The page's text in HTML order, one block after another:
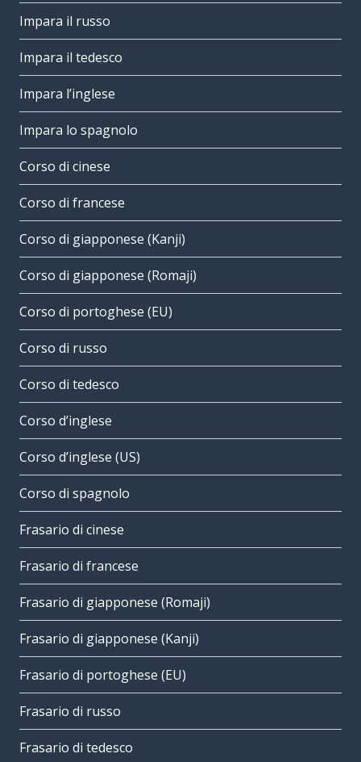
Impara il russo
Impara il tedesco
Impara l’inglese
Impara lo spagnolo
Corso di cinese
Corso di francese
Corso di giapponese (Kanji)
Corso di giapponese (Romaji)
Corso di portoghese (EU)
Corso di russo
Corso di tedesco
Corso d’inglese
Corso d’inglese (US)
Corso di spagnolo
Frasario di cinese
Frasario di francese
Frasario di giapponese (Romaji)
Frasario di giapponese (Kanji)
Frasario di portoghese (EU)
Frasario di russo
Frasario di tedesco